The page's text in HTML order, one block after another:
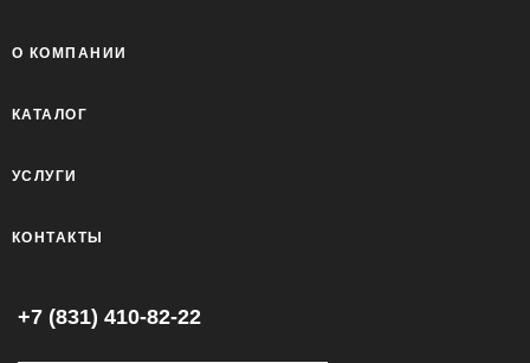
О КОМПАНИИ
КАТАЛОГ
УСЛУГИ
КОНТАКТЫ
+7 (831) 410-82-22